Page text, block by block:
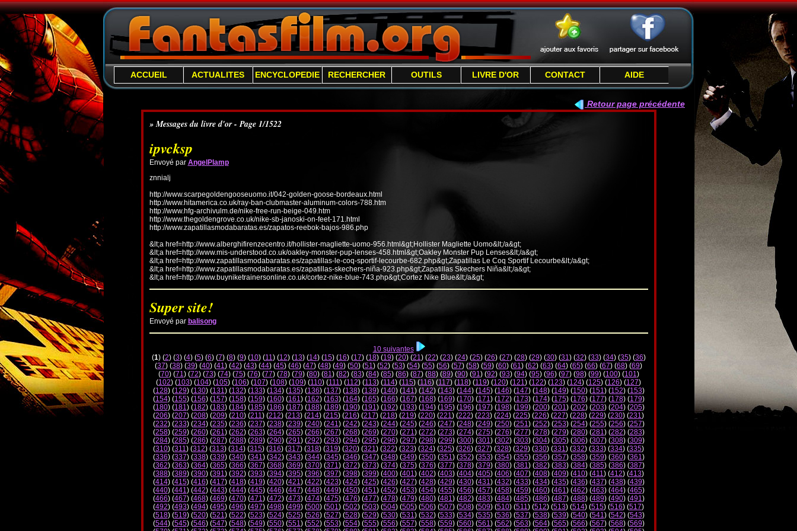
ACCUEIL ACTUALITES ENCYCLOPEDIE RECHERCHER OUTILS LIVRE D'OR CONTACT AIDE
Retour page précédente
» Messages du livre d'or - Page 1/1522
ipvcksp
Envoyé par AngelPlamp
znnialj
http://www.scarpegoldengooseuomo.it/042-golden-goose-bordeaux.html
http://www.hitamerica.co.uk/ray-ban-clubmaster-aluminum-colors-788.htm
http://www.hfg-archivulm.de/nike-free-run-beige-049.htm
http://www.thegoldengrove.co.uk/nike-sb-janoski-on-feet-171.html
http://www.zapatillasmodabaratas.es/zapatos-reebok-bajos-986.php
&lt;a href=http://www.alberghifirenzecentro.it/hollister-magliette-uomo-956.html&gt;Hollister Magliette Uomo&lt;/a&gt;
&lt;a href=http://www.mis-understood.co.uk/oakley-monster-pup-lenses-458.html&gt;Oakley Monster Pup Lenses&lt;/a&gt;
&lt;a href=http://www.zapatillasmodabaratas.es/zapatillas-le-coq-sportif-lecourbe-682.php&gt;Zapatillas Le Coq Sportif Lecourbe&lt;/a&gt;
&lt;a href=http://www.zapatillasmodabaratas.es/zapatillas-skechers-niña-923.php&gt;Zapatillas Skechers Niña&lt;/a&gt;
&lt;a href=http://www.buyniketrainersonline.co.uk/cortez-nike-blue-743.php&gt;Cortez Nike Blue&lt;/a&gt;
Super site!
Envoyé par balisong
10 suivantes
(1) (2) (3) (4) (5) (6) (7) (8) (9) (10) (11) (12) (13) (14) (15) (16) (17) (18) (19) (20) (21) (22) (23) (24) (25) (26) (27) (28) (29) (30) (31) (32) (33) (34) (35) (36)
(37) (38) (39) (40) (41) (42) (43) (44) (45) (46) (47) (48) (49) (50) (51) (52) (53) (54) (55) (56) (57) (58) (59) (60) (61) (62) (63) (64) (65) (66) (67) (68) (69)
(70) (71) (72) (73) (74) (75) (76) (77) (78) (79) (80) (81) (82) (83) (84) (85) (86) (87) (88) (89) (90) (91) (92) (93) (94) (95) (96) (97) (98) (99) (100) (101)
(102) (103) (104) (105) (106) (107) (108) (109) (110) (111) (112) (113) (114) (115) (116) (117) (118) (119) (120) (121) (122) (123) (124) (125) (126) (127)
(128) (129) (130) (131) (132) (133) (134) (135) (136) (137) (138) (139) (140) (141) (142) (143) (144) (145) (146) (147) (148) (149) (150) (151) (152) (153)
(154) (155) (156) (157) (158) (159) (160) (161) (162) (163) (164) (165) (166) (167) (168) (169) (170) (171) (172) (173) (174) (175) (176) (177) (178) (179)
(180) (181) (182) (183) (184) (185) (186) (187) (188) (189) (190) (191) (192) (193) (194) (195) (196) (197) (198) (199) (200) (201) (202) (203) (204) (205)
(206) (207) (208) (209) (210) (211) (212) (213) (214) (215) (216) (217) (218) (219) (220) (221) (222) (223) (224) (225) (226) (227) (228) (229) (230) (231)
(232) (233) (234) (235) (236) (237) (238) (239) (240) (241) (242) (243) (244) (245) (246) (247) (248) (249) (250) (251) (252) (253) (254) (255) (256) (257)
(258) (259) (260) (261) (262) (263) (264) (265) (266) (267) (268) (269) (270) (271) (272) (273) (274) (275) (276) (277) (278) (279) (280) (281) (282) (283)
(284) (285) (286) (287) (288) (289) (290) (291) (292) (293) (294) (295) (296) (297) (298) (299) (300) (301) (302) (303) (304) (305) (306) (307) (308) (309)
(310) (311) (312) (313) (314) (315) (316) (317) (318) (319) (320) (321) (322) (323) (324) (325) (326) (327) (328) (329) (330) (331) (332) (333) (334) (335)
(336) (337) (338) (339) (340) (341) (342) (343) (344) (345) (346) (347) (348) (349) (350) (351) (352) (353) (354) (355) (356) (357) (358) (359) (360) (361)
(362) (363) (364) (365) (366) (367) (368) (369) (370) (371) (372) (373) (374) (375) (376) (377) (378) (379) (380) (381) (382) (383) (384) (385) (386) (387)
(388) (389) (390) (391) (392) (393) (394) (395) (396) (397) (398) (399) (400) (401) (402) (403) (404) (405) (406) (407) (408) (409) (410) (411) (412) (413)
(414) (415) (416) (417) (418) (419) (420) (421) (422) (423) (424) (425) (426) (427) (428) (429) (430) (431) (432) (433) (434) (435) (436) (437) (438) (439)
(440) (441) (442) (443) (444) (445) (446) (447) (448) (449) (450) (451) (452) (453) (454) (455) (456) (457) (458) (459) (460) (461) (462) (463) (464) (465)
(466) (467) (468) (469) (470) (471) (472) (473) (474) (475) (476) (477) (478) (479) (480) (481) (482) (483) (484) (485) (486) (487) (488) (489) (490) (491)
(492) (493) (494) (495) (496) (497) (498) (499) (500) (501) (502) (503) (504) (505) (506) (507) (508) (509) (510) (511) (512) (513) (514) (515) (516) (517)
(518) (519) (520) (521) (522) (523) (524) (525) (526) (527) (528) (529) (530) (531) (532) (533) (534) (535) (536) (537) (538) (539) (540) (541) (542) (543)
(544) (545) (546) (547) (548) (549) (550) (551) (552) (553) (554) (555) (556) (557) (558) (559) (560) (561) (562) (563) (564) (565) (566) (567) (568) (569)